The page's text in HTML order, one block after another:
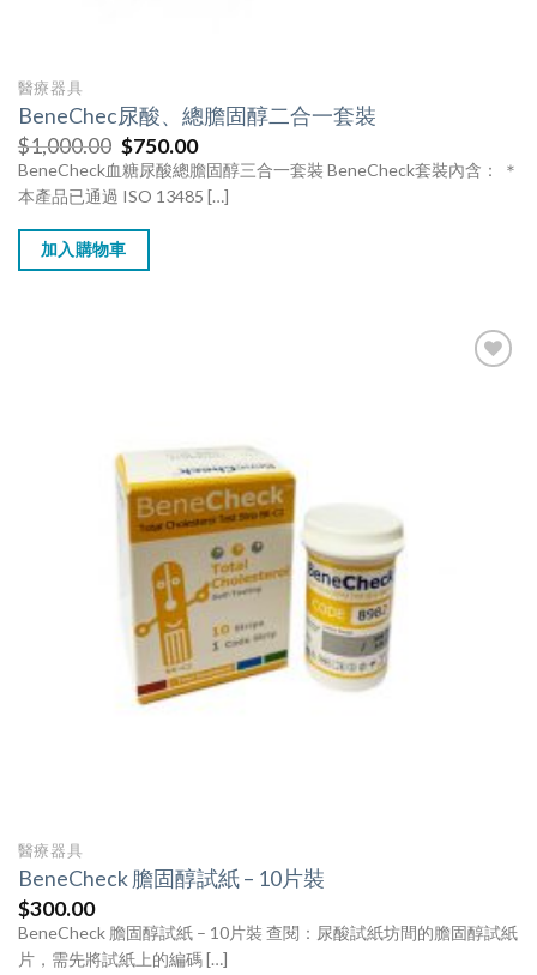
醫療器具
BeneChec尿酸、總膽固醇二合一套裝
$1,000.00 $750.00
BeneCheck血糖尿酸總膽固醇三合一套裝 BeneCheck套裝內含： ＊
本產品已通過 ISO 13485 […]
加入購物車
醫療器具
BeneCheck 膽固醇試紙 – 10片裝
$300.00
BeneCheck 膽固醇試紙 – 10片裝 查閱：尿酸試紙坊間的膽固醇試紙
片，需先將試紙上的編碼 […]